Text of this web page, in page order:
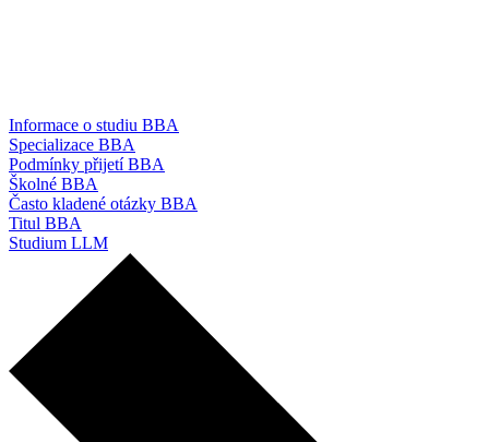
Informace o studiu BBA
Specializace BBA
Podmínky přijetí BBA
Školné BBA
Často kladené otázky BBA
Titul BBA
Studium LLM